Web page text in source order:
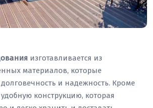
изготавливается из
материалов, которые
и надежность. Кроме
конструкцию, которая